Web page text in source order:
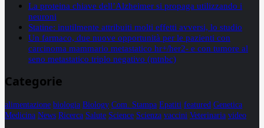
La proteina chiave dell’Alzheimer si propaga utilizzando i
neuroni
Statine: inutilmente attribuiti molti effetti avversi, lo studio
Un farmaco, due nuove opportunità per le pazienti con
carcinoma mammario metastatico hr+/her2- e con tumore al
seno metastatico triplo negativo (mtnbc)
Categorie
alimentazione biologia Biology Com. Stampa Epatiti featured Genetica
Medicina News Ricerca Salute Science Scienza vaccini Veterinaria video